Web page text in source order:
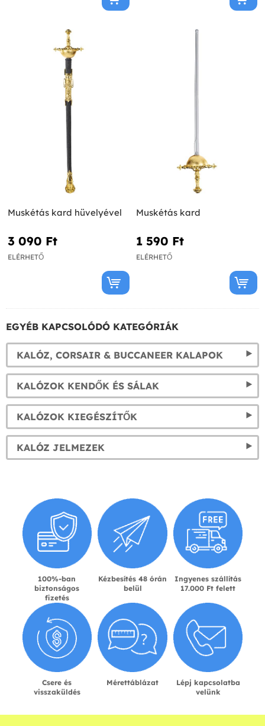
Muskétás kard hüvelyével
3 090 Ft‎
ELÉRHETŐ
Muskétás kard
1 590 Ft‎
ELÉRHETŐ
EGYÉB KAPCSOLÓDÓ KATEGÓRIÁK
KALÓZ, CORSAIR & BUCCANEER KALAPOK
KALÓZOK KENDŐK ÉS SÁLAK
KALÓZOK KIEGÉSZÍTŐK
KALÓZ JELMEZEK
100%-ban
biztonságos
fizetés
Kézbesítés 48 órán
belül
Ingyenes szállítás
17.000 Ft felett
Csere és
visszaküldés
Mérettáblázat
Lépj kapcsolatba
velünk